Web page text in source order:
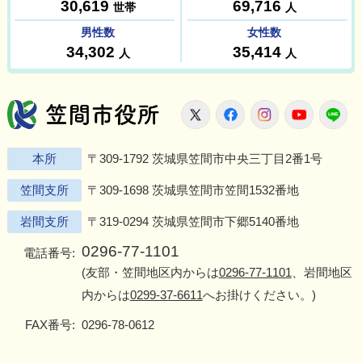
笠間市役所
X FacebookInstagram
本所 〒309-1792 茨城県笠間市中央三丁目2番1号
笠間支所 〒309-1698 茨城県笠間市笠間1532番地
岩間支所 〒319-0294 茨城県笠間市下郷5140番地
電話番号: 0296-77-1101
(友部・笠間地区内からは0296-77-1101 、岩間地区
内からは0299-37-6611へお掛けください。)
FAX番号: 0296-78-0612